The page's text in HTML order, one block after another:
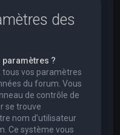
des
?
tous vos paramètres
du forum. Vous
de contrôle de
se trouve
nom d’utilisateur
Ce système vous